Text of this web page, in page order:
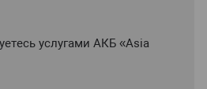
услугами АКБ «Asia